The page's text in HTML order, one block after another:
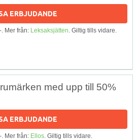
ERBJUDANDE
Mer från: Leksaksjätten. Giltig tills vidare.
med upp till 50%
ERBJUDANDE
Mer från: Ellos. Giltig tills vidare.